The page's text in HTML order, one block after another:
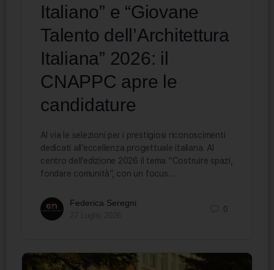
Italiano” e “Giovane
Talento dell’Architettura
Italiana” 2026: il
CNAPPC apre le
candidature
Al via le selezioni per i prestigiosi riconoscimenti
dedicati all’eccellenza progettuale italiana. Al
centro dell’edizione 2026 il tema “Costruire spazi,
fondare comunità”, con un focus…
Federica Seregni
0